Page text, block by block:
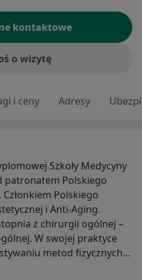
kontaktowe
o wizytę
i ceny Adresy
Szkoły Medycyny
patronatem Polskiego
Polskiego
i Anti-Aging.
z chirurgii ogólnej –
W swojej praktyce
metod fizycznych
Nieustannie